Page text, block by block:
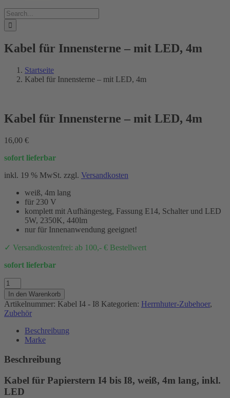
Suche
nach:
Kabel für Innensterne – mit LED, 4m
Startseite
Kabel für Innensterne – mit LED, 4m
Kabel für Innensterne – mit LED, 4m
16,00 €
sofort lieferbar
inkl. 19 % MwSt. zzgl. Versandkosten
weiß, 4m lang
für 230 V
komplett mit Aufhängesteg, Fassung E14, Schalter und LED
5W, 2350K, 440lm
nur für Innenanwendung geeignet!
✓ Versandkostenfrei: ab 100,- € Bestellwert
sofort lieferbar
Kabel
für
Innensterne
-
mit
LED,
Menge
In den Warenkorb
Artikelnummer: Kabel I4 - I8 Kategorien: Herrnhuter-Zubehoer,
Zubehör
Beschreibung
Marke
Beschreibung
Kabel für Papierstern I4 bis I8, weiß, 4m lang, inkl.
LED